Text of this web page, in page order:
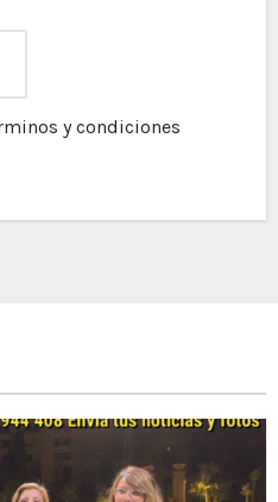
y condiciones